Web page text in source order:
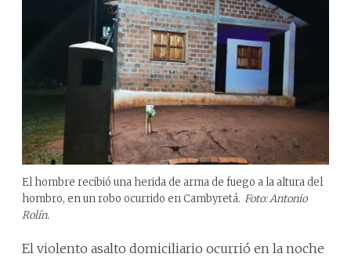
El hombre recibió una herida de arma de fuego a la altura del
hombro, en un robo ocurrido en Cambyretá. Foto: Antonio
Rolín.
El violento asalto domiciliario ocurrió en la noche